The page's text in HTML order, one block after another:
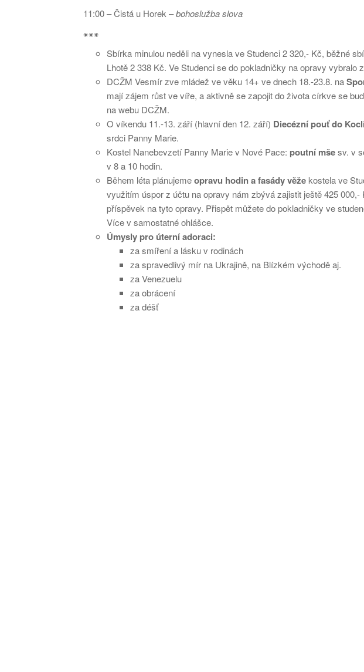
11:00 – Čistá u Horek –bohoslužba slova
⁕⁕⁕
Sbírka minulou neděli na vynesla ve Studenci 2 320,- Kč, běžné
Lhotě 2 338 Kč. Ve Studenci se do pokladničky na opravy
DCŽM Vesmír zve mládež ve věku 14+ ve dnech 18.-23.8. na
mají zájem růst ve víře, a aktivně se zapojit do života církve se
na webu DCŽM.
O víkendu 11.-13. září (hlavní den 12. září) Diecézní pouť do
srdci Panny Marie.
Kostel Nanebevzetí Panny Marie v Nové Pace: poutní mšesv. v
v 8 a 10 hodin.
Během léta plánujemeopravu hodin a fasády věže kostela ve
využitím úspor z účtu na opravy nám zbývá zajistit ještě 425
příspěvek na tyto opravy. Přispět můžete do pokladničky ve
Více v samostatné ohlášce.
Úmysly pro úterní adoraci:
za smíření a lásku v rodinách
za spravedlivý mír na Ukrajině, na Blízkém východě aj.
za Venezuelu
za obrácení
za déšť